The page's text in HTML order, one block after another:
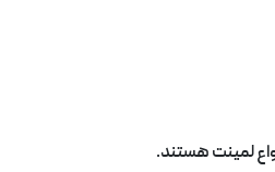
لمینت هستند.